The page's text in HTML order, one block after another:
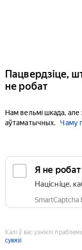
Пацвердзіце,
не робат
Нам вельмі шкада,
аўтаматычных.
Чаму
Я не робат
Націсніце,
SmartCaptcha
Калі ў вас узніклі
сувязі